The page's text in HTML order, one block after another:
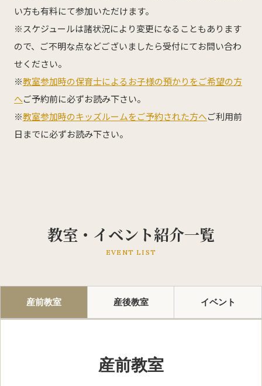
い方も有料にて参加いただけます。
※スケジュールは諸状況により変更になることもあります
ので、ご不明な点などございましたら受付にてお問い合わ
せください。
※教室参加時の保育士によるお子様の預かりをご希望の方
へご予約前に必ずお読み下さい。
※教室参加時のキッズルームをご予約された方へご利用前
日までに必ずお読み下さい。
教室・イベント紹介一覧
EVENT LIST
産前教室 産後教室 イベント
産前教室